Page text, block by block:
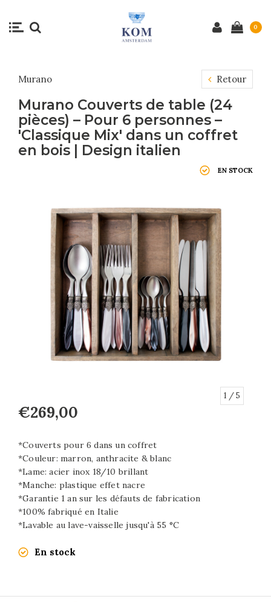
0
Murano Retour
Murano Couverts de table (24
pièces) – Pour 6 personnes –
'Classique Mix' dans un coffret
en bois | Design italien
EN STOCK
1 / 5
€269,00
*Couverts pour 6 dans un coffret
*Couleur: marron, anthracite & blanc
*Lame: acier inox 18/10 brillant
*Manche: plastique effet nacre
*Garantie 1 an sur les défauts de fabrication
*100% fabriqué en Italie
*Lavable au lave-vaisselle jusqu'à 55 °C
En stock